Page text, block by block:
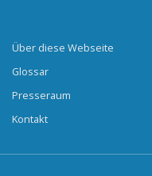
Über diese Webseite
Glossar
Presseraum
Kontakt